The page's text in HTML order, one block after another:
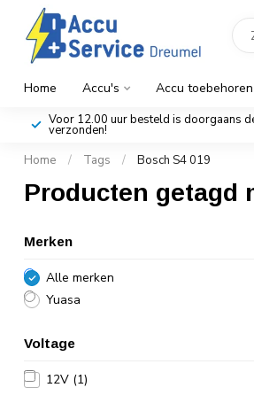
Home Accu's Accu toebehoren
Voor 12.00 uur besteld is doorgaans
verzonden!
Home / Tags / Bosch S4 019
Producten getagd
Merken
Alle merken
Yuasa
Voltage
12V (1)